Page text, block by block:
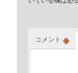
コメント ※